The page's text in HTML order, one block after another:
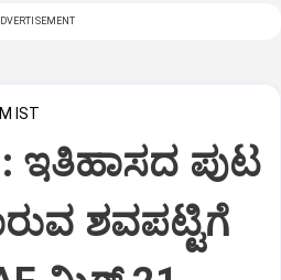
IST
ಇತಿಹಾಸದ ಪುಟ
ಶವಪಟ್ಟಿಗೆ